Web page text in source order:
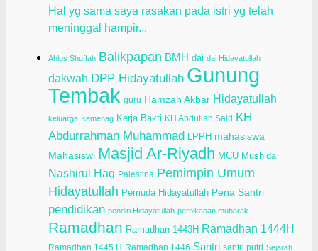
Hal yg sama saya rasakan pada istri yg telah
meninggal hampir...
Ahlus Shuffah Balikpapan BMH dai dai Hidayatullah
dakwah DPP Hidayatullah Gunung
Tembak guru Hamzah Akbar Hidayatullah
keluarga Kemenag Kerja Bakti KH Abdullah Said KH
Abdurrahman Muhammad LPPH mahasiswa
Mahasiswi Masjid Ar-Riyadh MCU Mushida
Nashirul Haq Palestina Pemimpin Umum
Hidayatullah Pemuda Hidayatullah Pena Santri
pendidikan pendiri Hidayatullah pernikahan mubarak
Ramadhan Ramadhan 1443H Ramadhan 1444H
Ramadhan 1445 H Ramadhan 1446 Santri santri putri Sejarah